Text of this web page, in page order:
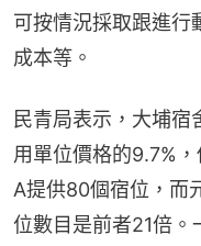
可按情況採取跟進行
成本等。
民青局表示，大埔宿
用單位價格的9.7%
A提供80個宿位，而
位數目是前者21倍